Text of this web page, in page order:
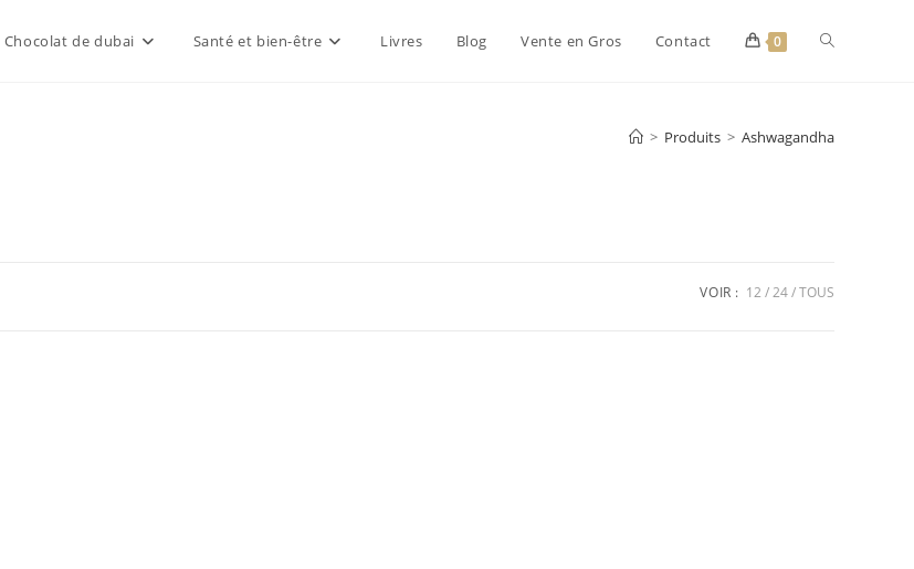
Chocolat de dubai Santé et bien-être Livres Blog Vente en Gros Contact 0
> Produits > Ashwagandha
VOIR : 12 24 TOUS